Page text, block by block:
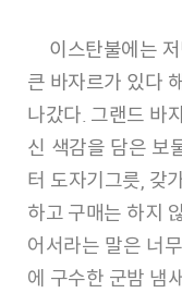
이스탄불에는 저녁 무렵 도착했다. 호텔 인근에 제법
큰 바자르가 있다
나갔다. 그랜드 바
신 색감을 담은 보
터 도자기그릇, 갖
하고 구매는 하지
어서라는 말은 너
에 구수한 군밤 냄